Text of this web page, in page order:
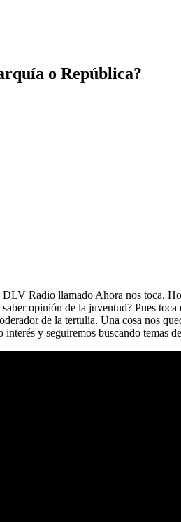
o República?
Radio llamado Ahora nos toca.
opinión de la juventud? Pues
de la tertulia. Una cosa nos
interés y seguiremos buscando